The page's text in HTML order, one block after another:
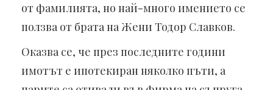
от фамилията, но най-много имението се
ползва от брата на Жени Тодор Славков.
Оказва се, че през последните години
имотът е ипотекиран няколко пъти, а